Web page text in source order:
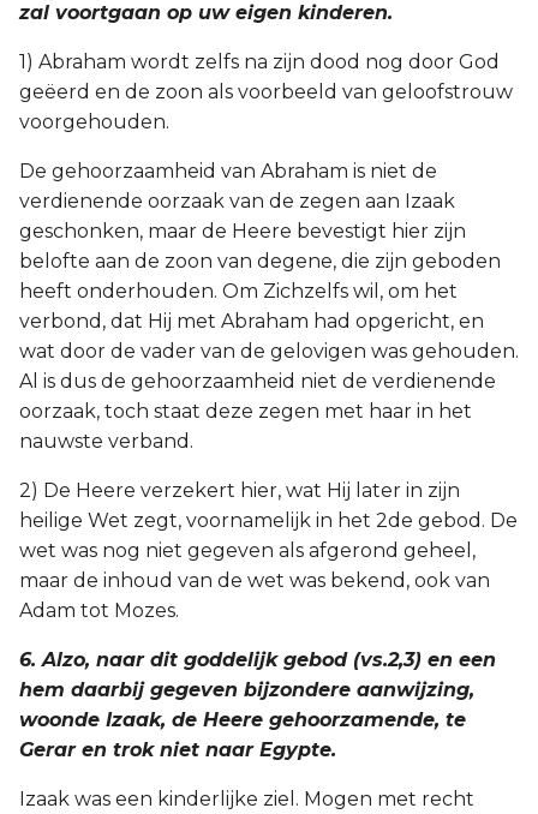
zal voortgaan op uw eigen kinderen.
1) Abraham wordt zelfs na zijn dood nog door God
geëerd en de zoon als voorbeeld van geloofstrouw
voorgehouden.
De gehoorzaamheid van Abraham is niet de
verdienende oorzaak van de zegen aan Izaak
geschonken, maar de Heere bevestigt hier zijn
belofte aan de zoon van degene, die zijn geboden
heeft onderhouden. Om Zichzelfs wil, om het
verbond, dat Hij met Abraham had opgericht, en
wat door de vader van de gelovigen was gehouden.
Al is dus de gehoorzaamheid niet de verdienende
oorzaak, toch staat deze zegen met haar in het
nauwste verband.
2) De Heere verzekert hier, wat Hij later in zijn
heilige Wet zegt, voornamelijk in het 2de gebod. De
wet was nog niet gegeven als afgerond geheel,
maar de inhoud van de wet was bekend, ook van
Adam tot Mozes.
6. Alzo, naar dit goddelijk gebod (vs.2,3) en een
hem daarbij gegeven bijzondere aanwijzing,
woonde Izaak, de Heere gehoorzamende, te
Gerar en trok niet naar Egypte.
Izaak was een kinderlijke ziel. Mogen met recht